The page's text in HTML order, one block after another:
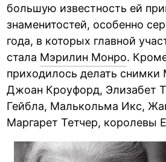
большую известность ей
знаменитостей, особенно
года, в которых главной
стала Мэрилин Монро.
приходилось делать
Джоан Кроуфорд, Элизабет
Гейбла, Малькольма Икс,
Маргарет Тетчер, королевы